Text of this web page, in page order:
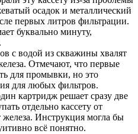
осадок и металлический
первых литров фильтрации.
буквально минуту,
с водой из скважины хвалят
Отмечают, что первые
для промывки, но это
для любых фильтров.
картридж решает сразу две
отдельно кассету от
железа. Инструкция могла бы
всё понятно.